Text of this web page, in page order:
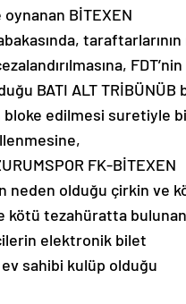
BİTEXEN
BATI ALT TRİBÜNÜB
bloke edilmesi suretiyle
FK-BİTEXEN
neden olduğu çirkin ve
kötü tezahüratta bulunan
elektronik bilet
sahibi kulüp olduğu